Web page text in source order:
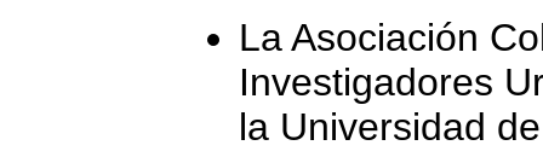
La Asociación
Investigadores
la Universidad